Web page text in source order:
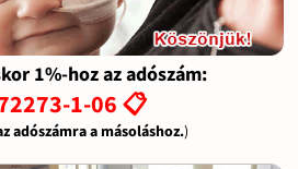
1%-hoz az adószám:
1-06 📋
adószámra a másoláshoz.)